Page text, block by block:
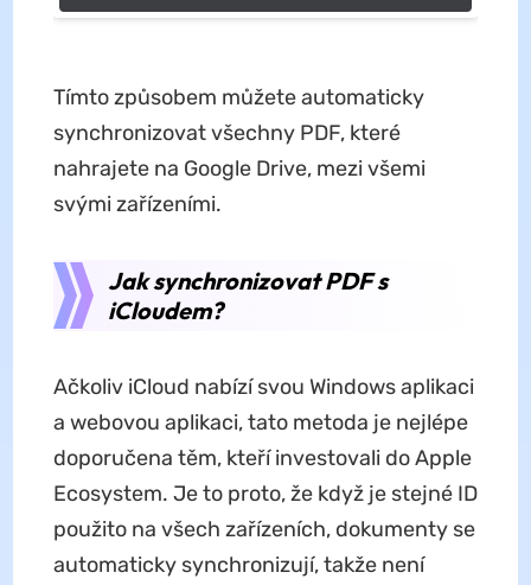
Tímto způsobem můžete automaticky
synchronizovat všechny PDF, které
nahrajete na Google Drive, mezi všemi
svými zařízeními.
Jak synchronizovat PDF s
iCloudem?
Ačkoliv iCloud nabízí svou Windows aplikaci
a webovou aplikaci, tato metoda je nejlépe
doporučena těm, kteří investovali do Apple
Ecosystem. Je to proto, že když je stejné ID
použito na všech zařízeních, dokumenty se
automaticky synchronizují, takže není